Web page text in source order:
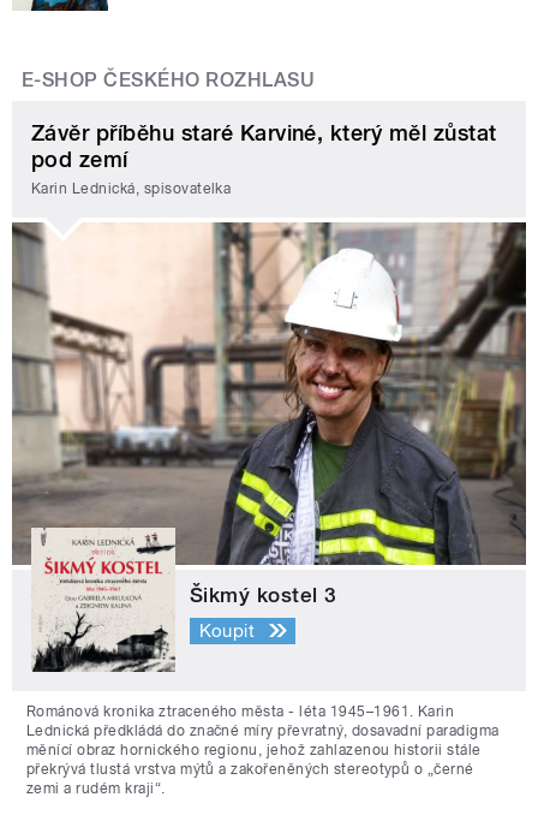
E-SHOP ČESKÉHO ROZHLASU
Závěr příběhu staré Karviné, který měl zůstat
pod zemí
Karin Lednická, spisovatelka
Šikmý kostel 3
Koupit
Románová kronika ztraceného města - léta 1945–1961. Karin
Lednická předkládá do značné míry převratný, dosavadní paradigma
měnící obraz hornického regionu, jehož zahlazenou historii stále
překrývá tlustá vrstva mýtů a zakořeněných stereotypů o „černé
zemi a rudém kraji“.